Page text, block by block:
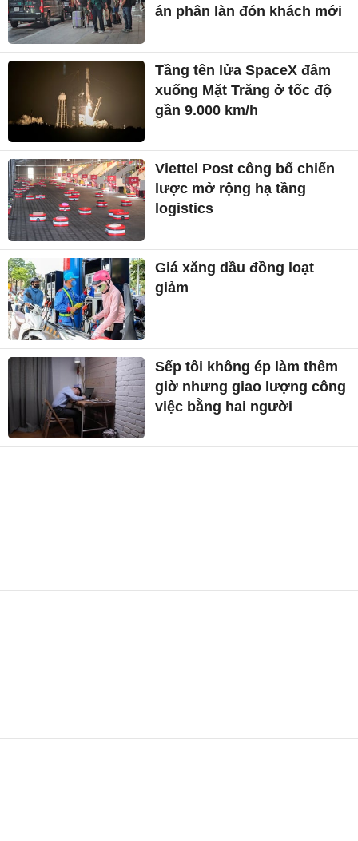
án phân làn đón khách mới
Tầng tên lửa SpaceX đâm
xuống Mặt Trăng ở tốc độ
gần 9.000 km/h
Viettel Post công bố chiến
lược mở rộng hạ tầng
logistics
Giá xăng dầu đồng loạt
giảm
Sếp tôi không ép làm thêm
giờ nhưng giao lượng công
việc bằng hai người